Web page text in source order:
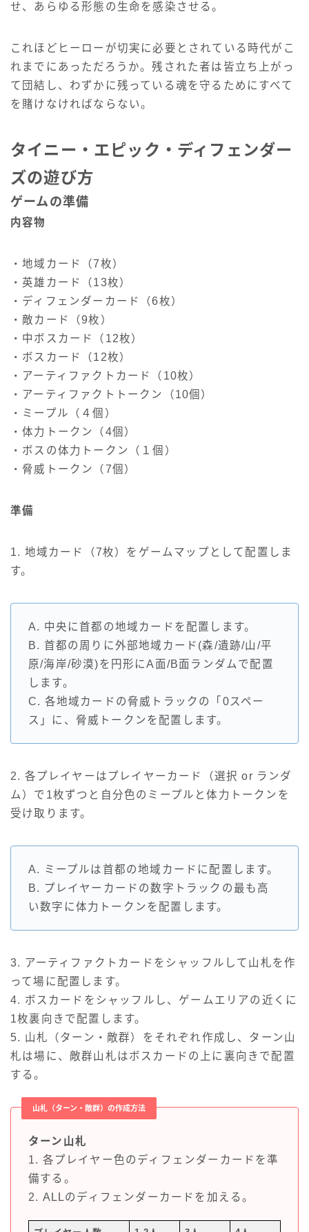
せ、あらゆる形態の生命を感染させる。
これほどヒーローが切実に必要とされている時代がこ
れまでにあっただろうか。残された者は皆立ち上がっ
て団結し、わずかに残っている魂を守るためにすべて
を賭けなければならない。
タイニー・エピック・ディフェンダー
ズの遊び方
ゲームの準備
内容物
・地域カード（7枚）
・英雄カード（13枚）
・ディフェンダーカード（6枚）
・敵カード（9枚）
・中ボスカード（12枚）
・ボスカード（12枚）
・アーティファクトカード（10枚）
・アーティファクトトークン（10個）
・ミープル（４個）
・体力トークン（4個）
・ボスの体力トークン（１個）
・脅威トークン（7個）
準備
1. 地域カード（7枚）をゲームマップとして配置しま
す。
A. 中央に首都の地域カードを配置します。
B. 首都の周りに外部地域カード(森/遺跡/山/平
原/海岸/砂漠)を円形にA面/B面ランダムで配置
します。
C. 各地域カードの脅威トラックの「0スペー
ス」に、脅威トークンを配置します。
2. 各プレイヤーはプレイヤーカード（選択 or ランダ
ム）で1枚ずつと自分色のミープルと体力トークンを
受け取ります。
A. ミープルは首都の地域カードに配置します。
B. プレイヤーカードの数字トラックの最も高
い数字に体力トークンを配置します。
3. アーティファクトカードをシャッフルして山札を作
って場に配置します。
4. ボスカードをシャッフルし、ゲームエリアの近くに
1枚裏向きで配置します。
5. 山札（ターン・敵群）をそれぞれ作成し、ターン山
札は場に、敵群山札はボスカードの上に裏向きで配置
する。
山札（ターン・敵群）の作成方法
ターン山札
1. 各プレイヤー色のディフェンダーカードを準
備する。
2. ALLのディフェンダーカードを加える。